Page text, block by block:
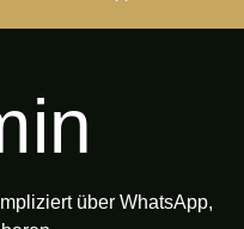
über WhatsApp,